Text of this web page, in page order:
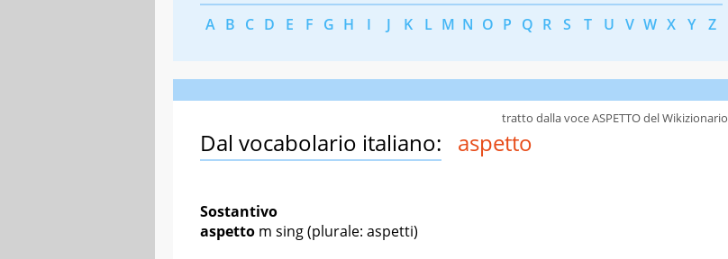
A B C D E F G H I J K L M N O P Q R S T U V W X Y Z
Dal vocabolario italiano: aspetto
Sostantivo
aspetto m sing(plurale: aspetti)
tratto dalla voce ASPETTO del Wikizionario